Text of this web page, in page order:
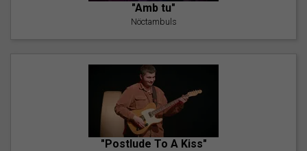
"Amb tu"
Nöctambuls
"Postlude To A Kiss"